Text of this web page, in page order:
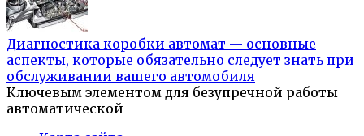
Диагностика коробки автомат — основные
аспекты, которые обязательно следует знать при
обслуживании вашего автомобиля
Ключевым элементом для безупречной работы
автоматической